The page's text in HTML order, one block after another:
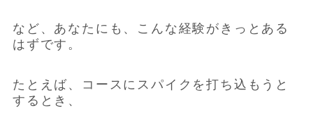
など、あなたにも、こんな経験がきっとある
はずです。
たとえば、コースにスパイクを打ち込もうと
するとき、